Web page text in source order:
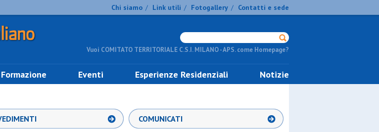
Chi siamo / Link utili / Fotogallery / Contatti e sede
Vuoi COMITATO TERRITORIALE C.S.I. MILANO - APS. come Homepage?
Formazione Eventi Esperienze Residenziali Notizie
COMUNICATI